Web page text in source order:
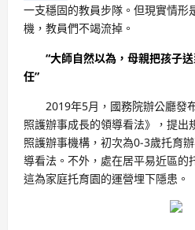
一支穩固的教員步隊。但現實情形
機，教員們不竭流掉。
“大師自然以為，母親把孩子
任”
2019年5月，國務院辦公廳發
照護辦事成長的領導看法》，提出
照護辦事機構，初次為0-3歲托育
導看法。不外，處在居平易近區的
這為家庭托育園的運營埋下隱患。